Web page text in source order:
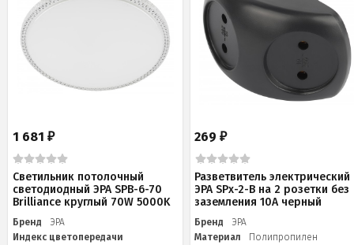
1 681 ₽
Светильник потолочный
светодиодный ЭРА SPB-6-70
Brilliance круглый 70W 5000K
Бренд
ЭРА
Индекс цветопередачи
269₽
Разветвитель электрический
ЭРА SPx-2-B на 2 розетки без
заземления 10А черный
Бренд
ЭРА
Материал
Полипропилен